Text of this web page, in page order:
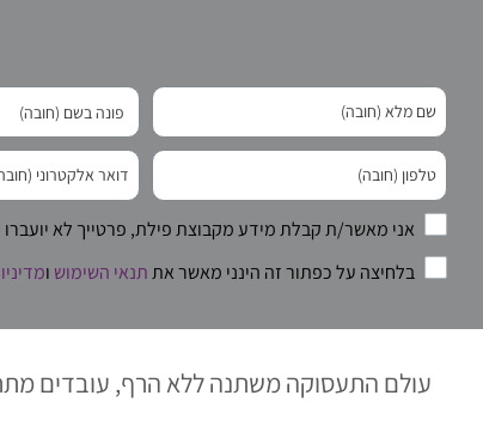
אני מאשר/ת קבלת מידע מקבוצת פילת, פרטייך לא
בלחיצה על כפתור זה הינני מאשר אתתנאי השימוש ו
עולם התעסוקה משתנה ללא הרף, עובדים